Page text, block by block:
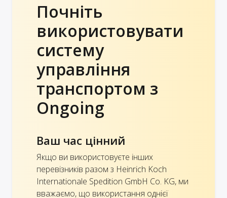
Почніть
використовувати
систему
управління
транспортом з
Ongoing
Ваш час цінний
Якщо ви використовуєте інших
перевізників разом з Heinrich Koch
Internationale Spedition GmbH Co. KG, ми
вважаємо, що використання однієї